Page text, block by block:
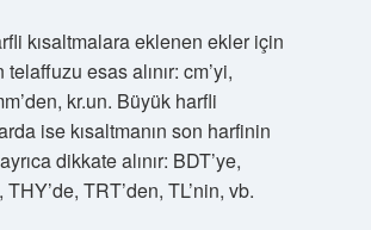
kısaltmalara eklenen ekler için
esas alınır: cm’yi,
kr.un. Büyük harfli
ise kısaltmanın son harfinin
dikkate alınır: BDT’ye,
THY’de, TRT’den, TL’nin, vb.